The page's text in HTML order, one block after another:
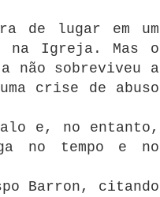
de lugar em um
na Igreja.
Mas o
não sobreviveu a
crise de abuso
e, no entanto,
no tempo e no
Barron, citando